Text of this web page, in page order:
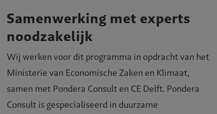
Samenwerking met experts
noodzakelijk
Wij werken voor dit programma in opdracht van het
Ministerie van Economische Zaken en Klimaat,
samen met Pondera Consult en CE Delft. Pondera
Consult is gespecialiseerd in duurzame